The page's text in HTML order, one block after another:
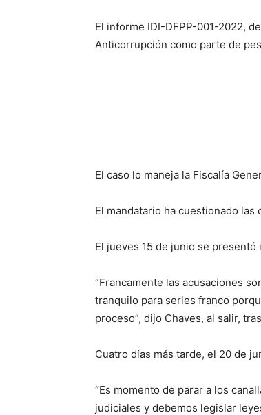
El informe IDI-DFPP-001-2022,
Anticorrupción como parte de
El caso lo maneja la Fiscalía
El mandatario ha cuestionado las
El jueves 15 de junio se
“Francamente las acusaciones
tranquilo para serles franco
proceso”, dijo Chaves, al salir,
Cuatro días más tarde, el 20 de
“Es momento de parar a los
judiciales y debemos legislar